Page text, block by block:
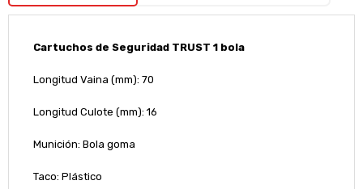
Cartuchos de Seguridad TRUST 1 bola
Longitud Vaina (mm): 70
Longitud Culote (mm): 16
Munición: Bola goma
Taco: Plástico